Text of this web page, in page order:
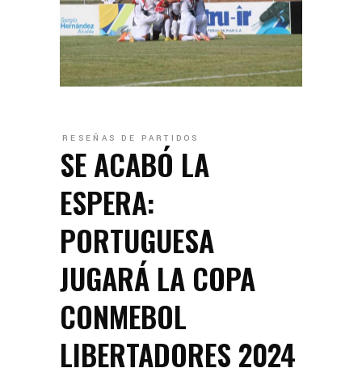
RESEÑAS DE PARTIDOS
SE ACABÓ LA
ESPERA:
PORTUGUESA
JUGARÁ LA COPA
CONMEBOL
LIBERTADORES 2024